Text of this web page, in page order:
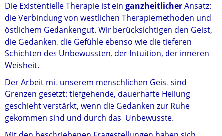
Die Existentielle Therapie ist ein ganzheitlicherAnsatz:
die Verbindung von westlichen Therapiemethoden und
östlichem Gedankengut. Wir berücksichtigen den Geist,
die Gedanken, die Gefühle ebenso wie die tieferen
Schichten des Unbewussten, der Intuition, der inneren
Weisheit.
Der Arbeit mit unserem menschlichen Geist sind
Grenzen gesetzt: tiefgehende, dauerhafte Heilung
geschieht verstärkt, wenn die Gedanken zur Ruhe
gekommen sind und durch das Unbewusste.